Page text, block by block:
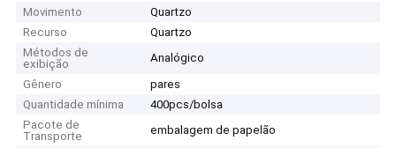
Movimento
Quartzo
Recurso
Quartzo
Métodos de
exibição
Analógico
Gênero
pares
Quantidade mínima
400pcs/bolsa
Pacote de
Transporte
embalagem de papelão